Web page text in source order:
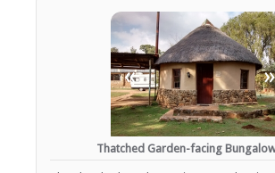
converters/ Voltage adaptors, desk,
patio, non-smoking, refrigerator, safe and a
« »
Thatched Garden-facing